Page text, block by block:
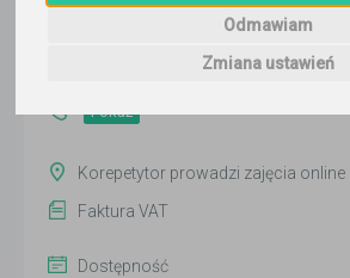
Odmawiam
Zmiana ustawień
Wyślij wiadomość
ponad 3 miesiące temu
Pokaż
Korepetytor prowadzi zajęcia online
Faktura VAT
Dostępność